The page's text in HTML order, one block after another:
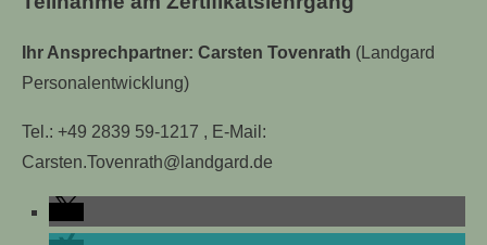
Ihr Ansprechpartner: Carsten Tovenrath (Landgard
Personalentwicklung)
Tel.: +49 2839 59-1217 , E-Mail:
Carsten.Tovenrath@landgard.de